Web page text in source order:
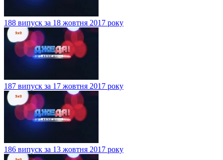
188 випуск за 18 жовтня 2017 року
187 випуск за 17 жовтня 2017 року
186 випуск за 13 жовтня 2017 року